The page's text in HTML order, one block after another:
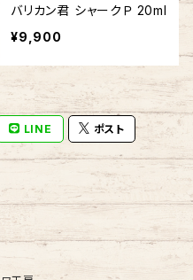
バリカン君 シャークＰ 20ml
¥9,900
LINE ポスト